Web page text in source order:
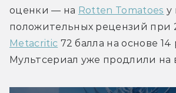
оценки — на Rotten Tomatoes у
Metacritic 72 балла на основе
Мультсериал уже продлили на